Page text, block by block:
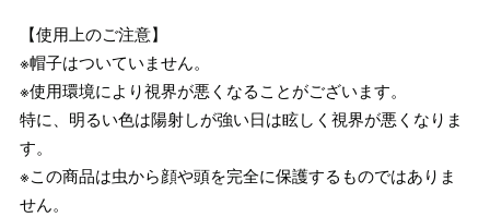
【使用上のご注意】
※帽子はついていません。
※使用環境により視界が悪くなることがございます。
特に、明るい色は陽射しが強い日は眩しく視界が悪くなりま
す。
※この商品は虫から顔や頭を完全に保護するものではありま
せん。